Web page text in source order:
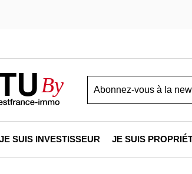
By
JE SUIS INVESTISSEUR JE SUIS